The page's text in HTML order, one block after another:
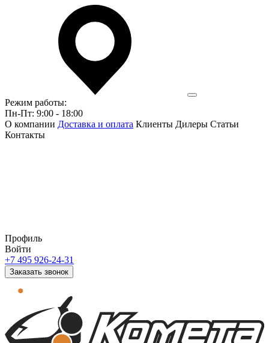
Режим работы:
Пн-Пт: 9:00 - 18:00
О компании Доставка и оплата Клиенты Дилеры Статьи
Контакты
Профиль
Войти
+7 495 926-24-31
Заказать звонок